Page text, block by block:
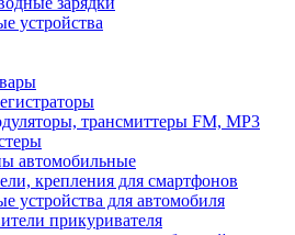
устройства
трансмиттеры FM, MP3
автомобильные
крепления для смартфонов
устройства для автомобиля
прикуривателя